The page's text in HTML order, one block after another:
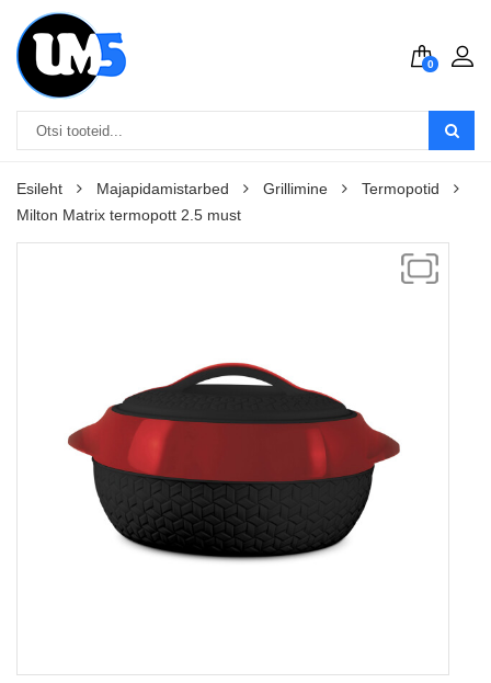
0
Esileht Majapidamistarbed Grillimine
Termopotid
Milton Matrix termopott 2.5 must